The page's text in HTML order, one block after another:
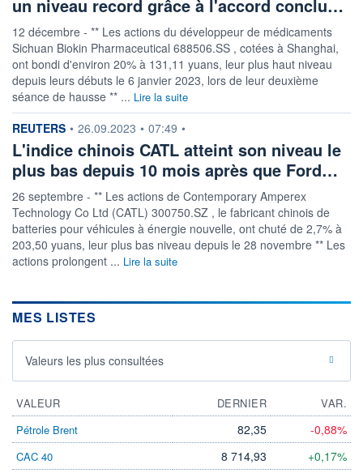
un niveau record grâce à l'accord conclu…
12 décembre - ** Les actions du développeur de médicaments
Sichuan Biokin Pharmaceutical 688506.SS , cotées à Shanghai,
ont bondi d'environ 20% à 131,11 yuans, leur plus haut niveau
depuis leurs débuts le 6 janvier 2023, lors de leur deuxième
séance de hausse ** ... Lire la suite
information fournie par
REUTERS • 26.09.2023 • 07:49 •
L'indice chinois CATL atteint son niveau le
plus bas depuis 10 mois après que Ford…
26 septembre - ** Les actions de Contemporary Amperex
Technology Co Ltd (CATL) 300750.SZ , le fabricant chinois de
batteries pour véhicules à énergie nouvelle, ont chuté de 2,7% à
203,50 yuans, leur plus bas niveau depuis le 28 novembre ** Les
actions prolongent ... Lire la suite
MES LISTES
Valeurs les plus consultées
VALEUR DERNIER
VAR.
Pétrole Brent
82,35 -0,88%
CAC 40 8 714,93 +0,17%